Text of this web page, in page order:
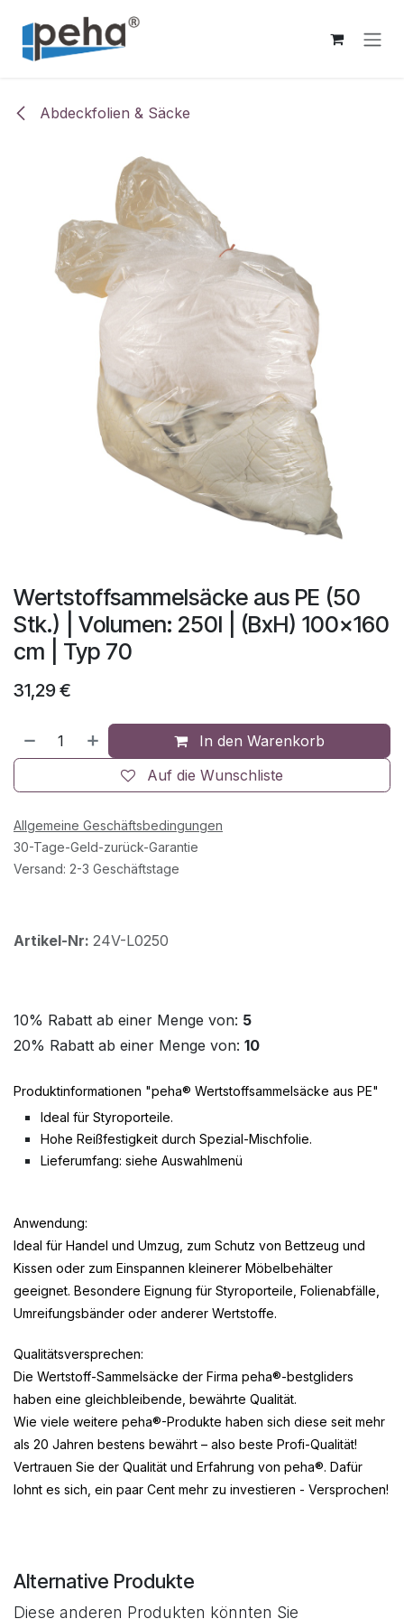
Abdeckfolien & Säcke
Wertstoffsammelsäcke aus PE (50
Stk.) | Volumen: 250l | (BxH) 100x160
cm | Typ 70
31,29€
In den Warenkorb
Auf die Wunschliste
Allgemeine Geschäftsbedingungen
30-Tage-Geld-zurück-Garantie
Versand: 2-3 Geschäftstage
Artikel-Nr: 24V-L0250
10% Rabatt ab einer Menge von: 5
20% Rabatt ab einer Menge von: 10
Produktinformationen "peha® Wertstoffsammelsäcke aus PE"
Ideal für Styroporteile.
Hohe Reißfestigkeit durch Spezial-Mischfolie.
Lieferumfang: siehe Auswahlmenü
Anwendung:
Ideal für Handel und Umzug, zum Schutz von Bettzeug und
Kissen oder zum Einspannen kleinerer Möbelbehälter
geeignet. Besondere Eignung für Styroporteile, Folienabfälle,
Umreifungsbänder oder anderer Wertstoffe.
Qualitätsversprechen:
Die Wertstoff-Sammelsäcke der Firma peha®-bestgliders
haben eine gleichbleibende, bewährte Qualität.
Wie viele weitere peha®-Produkte haben sich diese seit mehr
als 20 Jahren bestens bewährt – also beste Profi-Qualität!
Vertrauen Sie der Qualität und Erfahrung von peha®. Dafür
lohnt es sich, ein paar Cent mehr zu investieren - Versprochen!
Alternative Produkte
Diese anderen Produkten könnten Sie